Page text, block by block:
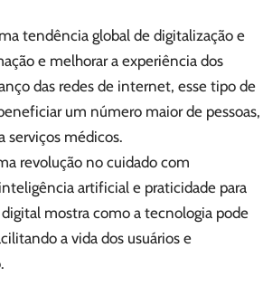
tendência global de digitalização e
e melhorar a experiência dos
das redes de internet, esse tipo de
um número maior de pessoas,
serviços médicos.
revolução no cuidado com
artificial e praticidade para
mostra como a tecnologia pode
a vida dos usuários e